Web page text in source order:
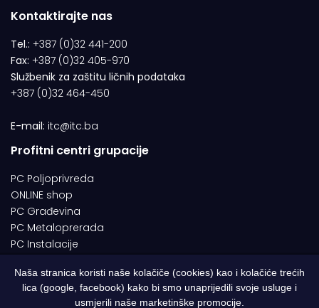
Kontaktirajte nas
Tel.: +387 (0)32 441-200
Fax: +387 (0)32 405-970
Službenik za zaštitu ličnih podataka
+387 (0)32 464-450
E-mail: itc@itc.ba
Profitni centri grupacije
PC Poljoprivreda
ONLINE shop
PC Građevina
PC Metaloprerada
PC Instalacije
© 1994-2026 | ITC d.o.o. Zenica. Sva prava pridržana | Designed by
Naša stranica koristi naše kolačiče (cookies) kao i kolačiće trećih
lica (google, facebook) kako bi smo unaprijedili svoje usluge i
usmjerili naše marketinške promocije.